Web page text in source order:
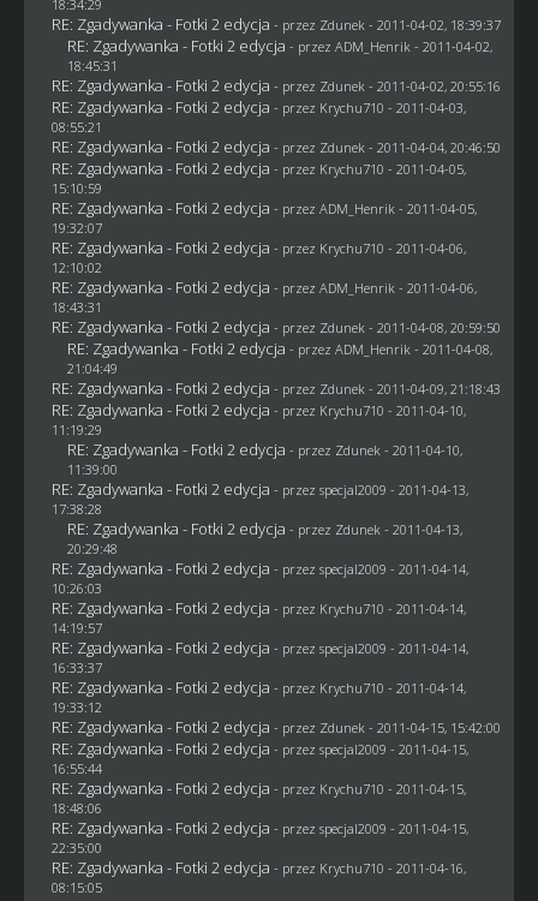
18:34:29
RE: Zgadywanka - Fotki 2 edycja - przez Zdunek - 2011-04-02, 18:39:37
RE: Zgadywanka - Fotki 2 edycja - przez ADM_Henrik - 2011-04-02,
18:45:31
RE: Zgadywanka - Fotki 2 edycja - przez Zdunek - 2011-04-02, 20:55:16
RE: Zgadywanka - Fotki 2 edycja - przez Krychu710 - 2011-04-03,
08:55:21
RE: Zgadywanka - Fotki 2 edycja - przez Zdunek - 2011-04-04, 20:46:50
RE: Zgadywanka - Fotki 2 edycja - przez Krychu710 - 2011-04-05,
15:10:59
RE: Zgadywanka - Fotki 2 edycja - przez ADM_Henrik - 2011-04-05,
19:32:07
RE: Zgadywanka - Fotki 2 edycja - przez Krychu710 - 2011-04-06,
12:10:02
RE: Zgadywanka - Fotki 2 edycja - przez ADM_Henrik - 2011-04-06,
18:43:31
RE: Zgadywanka - Fotki 2 edycja - przez Zdunek - 2011-04-08, 20:59:50
RE: Zgadywanka - Fotki 2 edycja - przez ADM_Henrik - 2011-04-08,
21:04:49
RE: Zgadywanka - Fotki 2 edycja - przez Zdunek - 2011-04-09, 21:18:43
RE: Zgadywanka - Fotki 2 edycja - przez Krychu710 - 2011-04-10,
11:19:29
RE: Zgadywanka - Fotki 2 edycja - przez Zdunek - 2011-04-10,
11:39:00
RE: Zgadywanka - Fotki 2 edycja - przez specjal2009 - 2011-04-13,
17:38:28
RE: Zgadywanka - Fotki 2 edycja - przez Zdunek - 2011-04-13,
20:29:48
RE: Zgadywanka - Fotki 2 edycja - przez specjal2009 - 2011-04-14,
10:26:03
RE: Zgadywanka - Fotki 2 edycja - przez Krychu710 - 2011-04-14,
14:19:57
RE: Zgadywanka - Fotki 2 edycja - przez specjal2009 - 2011-04-14,
16:33:37
RE: Zgadywanka - Fotki 2 edycja - przez Krychu710 - 2011-04-14,
19:33:12
RE: Zgadywanka - Fotki 2 edycja - przez Zdunek - 2011-04-15, 15:42:00
RE: Zgadywanka - Fotki 2 edycja - przez specjal2009 - 2011-04-15,
16:55:44
RE: Zgadywanka - Fotki 2 edycja - przez Krychu710 - 2011-04-15,
18:48:06
RE: Zgadywanka - Fotki 2 edycja - przez specjal2009 - 2011-04-15,
22:35:00
RE: Zgadywanka - Fotki 2 edycja - przez Krychu710 - 2011-04-16,
08:15:05